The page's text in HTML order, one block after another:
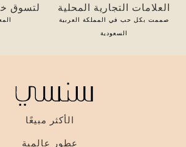
العلامات التجارية المحلية
صممت بكل حب في المملكة العربية
السعودية
لتسوق
الأكثر مبيعًا
عطور عالمية